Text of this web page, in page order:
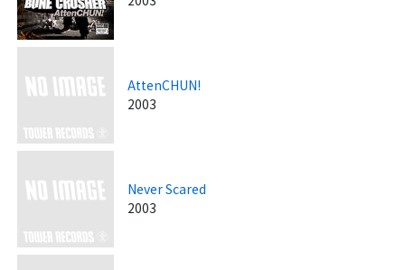
AttenCHUN!
2003
Never Scared
2003